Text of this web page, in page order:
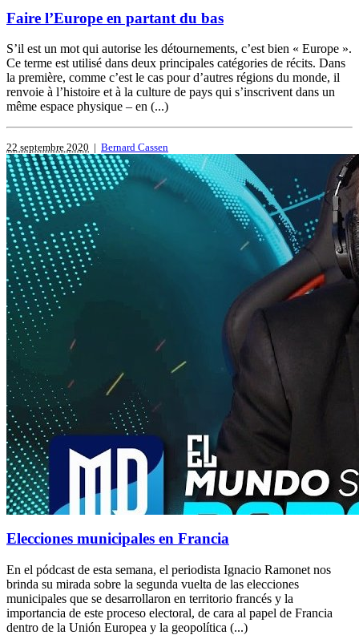
Faire l’Europe en partant du bas
S’il est un mot qui autorise les détournements, c’est bien « Europe ».
Ce terme est utilisé dans deux principales catégories de récits. Dans
la première, comme c’est le cas pour d’autres régions du monde, il
renvoie à l’histoire et à la culture de pays qui s’inscrivent dans un
même espace physique – en (...)
22 septembre 2020 | Bernard Cassen
Elecciones municipales en Francia
En el pódcast de esta semana, el periodista Ignacio Ramonet nos
brinda su mirada sobre la segunda vuelta de las elecciones
municipales que se desarrollaron en territorio francés y la
importancia de este proceso electoral, de cara al papel de Francia
dentro de la Unión Europea y la geopolítica (...)